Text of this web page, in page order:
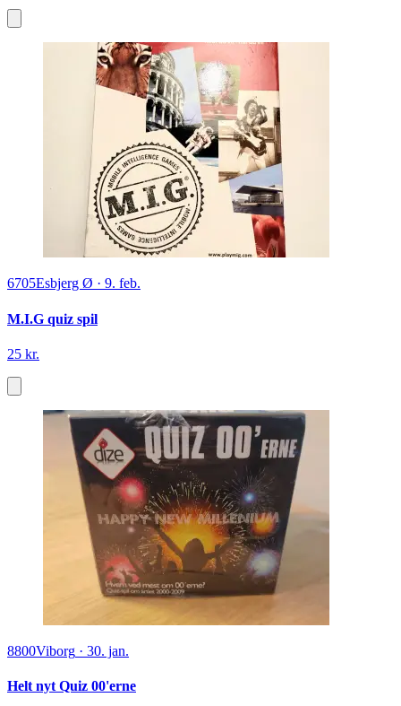
6705Esbjerg Ø · 9. feb.
M.I.G quiz spil
25 kr.
8800Viborg · 30. jan.
Helt nyt Quiz 00'erne